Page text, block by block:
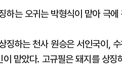
는 오귀는 박형식이 맡아 극
하는 천사 원승은 서인국이,
맡았다. 고규필은 돼지를 상징